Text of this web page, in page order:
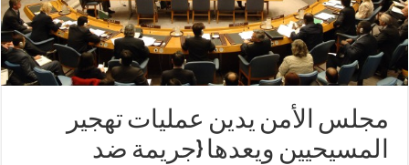
مجلس الأمن يدين عمليات تهجير
المسيحيين ويعدها {جريمة ضد